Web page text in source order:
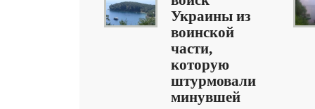
Украины из
воинской
части,
которую
штурмовали
минувшей